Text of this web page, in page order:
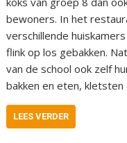
bewoners. In het
verschillende
flink op los gebakken.
van de school ook zelf
bakken en eten,
LEES VERDER